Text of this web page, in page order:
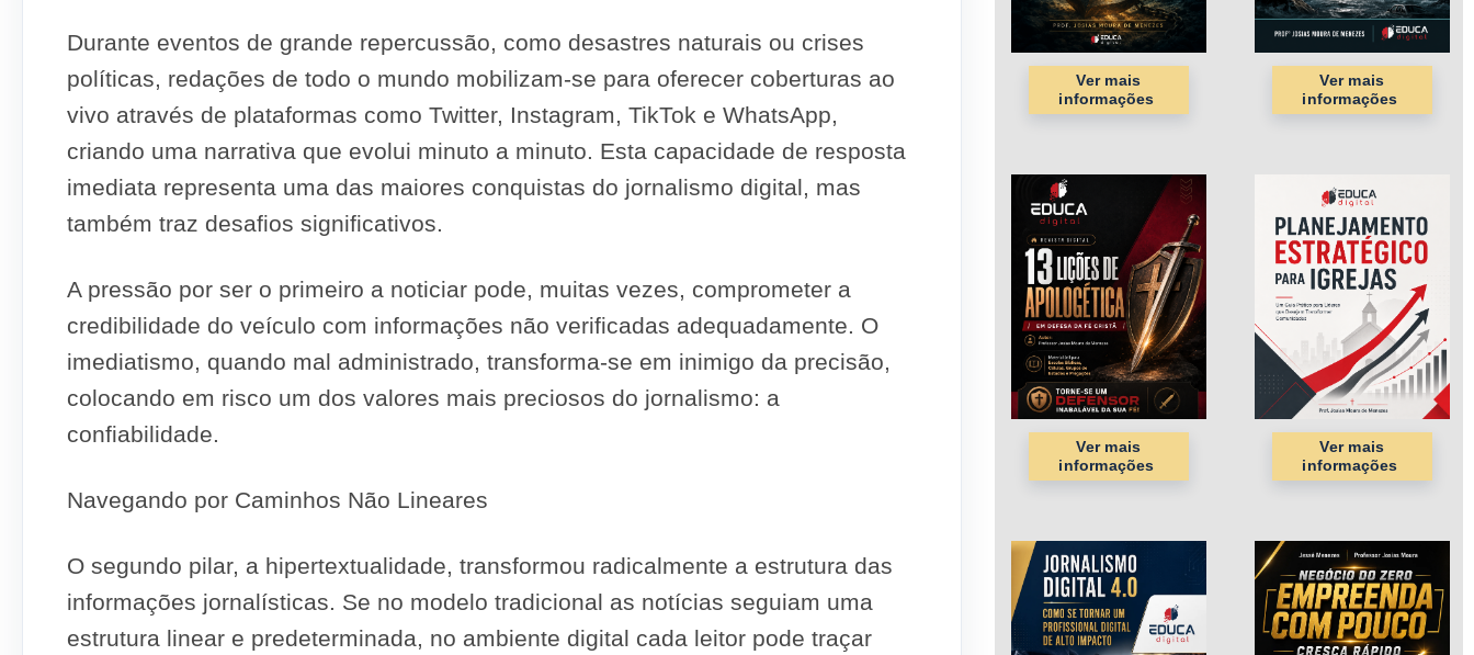
Durante eventos de grande repercussão, como desastres naturais ou crises
políticas, redações de todo o mundo mobilizam-se para oferecer coberturas ao
vivo através de plataformas como Twitter, Instagram, TikTok e WhatsApp,
criando uma narrativa que evolui minuto a minuto. Esta capacidade de resposta
imediata representa uma das maiores conquistas do jornalismo digital, mas
também traz desafios significativos.
A pressão por ser o primeiro a noticiar pode, muitas vezes, comprometer a
credibilidade do veículo com informações não verificadas adequadamente. O
imediatismo, quando mal administrado, transforma-se em inimigo da precisão,
colocando em risco um dos valores mais preciosos do jornalismo: a
confiabilidade.
Navegando por Caminhos Não Lineares
O segundo pilar, a hipertextualidade, transformou radicalmente a estrutura das
informações jornalísticas. Se no modelo tradicional as notícias seguiam uma
estrutura linear e predeterminada, no ambiente digital cada leitor pode traçar